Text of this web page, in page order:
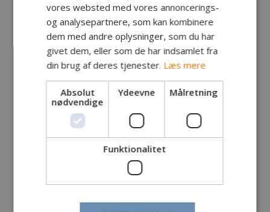
fisketur med 4 drenge og 4 voksne inklusive
Gertrud og jeg. Det var desuden vore fiskeglade
brødre, Sebastian og Benjamin samt Brian – og en
time senere kom Christian og hans lillebror
Frederik sammen med deres far, Claus.
Det er temmelig lang tid siden, at vi har set
Christian, men Claus fortale, at han har fisket
meget, også med flue og han har forstået at bygge
videre på den fluebinding, han nåede at lære, inden
coronaen lukkede ned for vore klubaftener.
Christian blev da også dagens suveræne
storfanger. Først med to guldørreder på spin med
gennemløbs-blinket ”Præsten” som agn og derpå
3 på en sort, leddelt Game Chancer flue, der fint
vores websted med vores annoncerings-
og analysepartnere, som kan kombinere
dem med andre oplysninger, som du har
givet dem, eller som de har indsamlet fra
din brug af deres tjenester. Læs mere
Absolut
nødvendige
Ydeevne Målretning
Funktionalitet